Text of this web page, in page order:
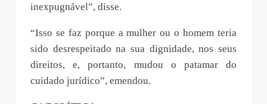
inexpugnável”, disse.
“Isso se faz porque a mulher ou o homem teria
sido desrespeitado na sua dignidade, nos seus
direitos, e, portanto, mudou o patamar do
cuidado jurídico”, emendou.